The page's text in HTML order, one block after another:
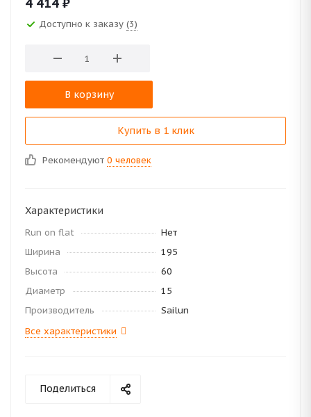
Доступно к заказу (3)
В корзину
Купить в 1 клик
Рекомендуют 0 человек
Характеристики
Run on flat
Нет
Ширина
195
Высота
60
Диаметр
15
Производитель
Sailun
Все характеристики
Поделиться